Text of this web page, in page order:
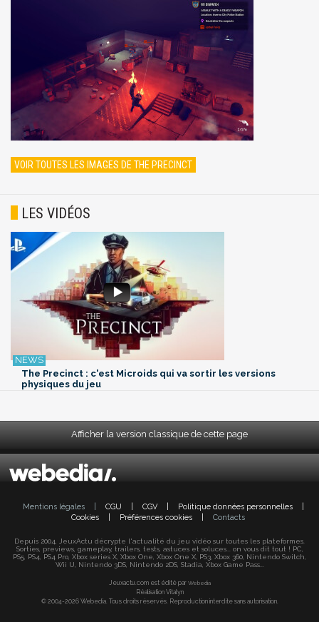
VOIR TOUTES LES IMAGES DE THE PRECINCT
LES VIDÉOS
The Precinct : c'est Microids qui va sortir les versions
physiques du jeu
Afficher la version classique de cette page
Mentions légales CGU CGV Politique données personnelles
Cookies
Préférences cookies Contacts
Depuis 2004, JeuxActu décrypte l'actualité du jeu vidéo sur toutes les plateformes.
Sorties, previews, gameplay, trailers, tests, astuces et soluces... on vous dit tout ! PC,
PS5, PS4, PS4 Pro, Xbox series X, Xbox One, Xbox One X, PS3, Xbox 360, Nintendo Switch,
Wii U, Nintendo 3DS, Nintendo 2DS, Stadia, Xbox Game Pass...
Jeuxactu.com est édité par Webedia
Réalisation Vitalyn
© 2004-2026 Webedia. Tous droits réservés. Reproduction interdite sans autorisation.